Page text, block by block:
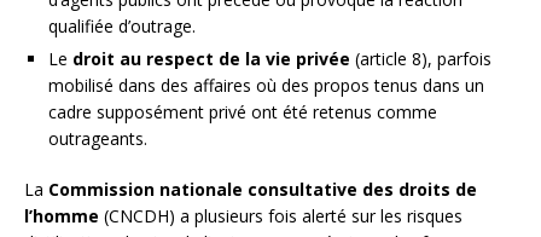
qualifiée d’outrage.
Le droit au respect de la vie privée (article 8), parfois
mobilisé dans des affaires où des propos tenus dans un
cadre supposément privé ont été retenus comme
outrageants.
La Commission nationale consultative des droits de
l’homme (CNCDH) a plusieurs fois alerté sur les risques